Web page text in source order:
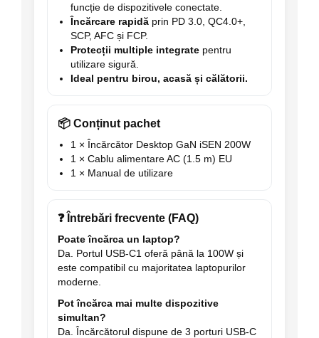
funcție de dispozitivele conectate.
Încărcare rapidă prin PD 3.0, QC4.0+,
SCP, AFC și FCP.
Protecții multiple integrate pentru
utilizare sigură.
Ideal pentru birou, acasă și călătorii.
📦 Conținut pachet
1 × Încărcător Desktop GaN iSEN 200W
1 × Cablu alimentare AC (1.5 m) EU
1 × Manual de utilizare
❓ Întrebări frecvente (FAQ)
Poate încărca un laptop?
Da. Portul USB-C1 oferă până la 100W și
este compatibil cu majoritatea laptopurilor
moderne.
Pot încărca mai multe dispozitive
simultan?
Da. Încărcătorul dispune de 3 porturi USB-C